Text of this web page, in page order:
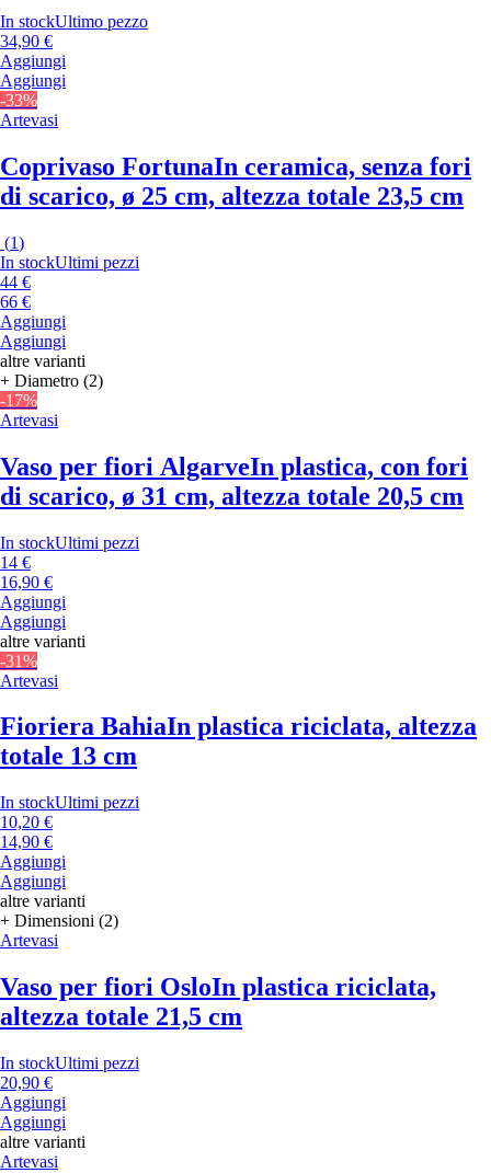
In stockUltimo pezzo
34,90 €
Aggiungi
Aggiungi
-33%
Artevasi
Coprivaso FortunaIn ceramica, senza fori
di scarico, ø 25 cm, altezza totale 23,5 cm
(1)
In stockUltimi pezzi
44 €
66 €
Aggiungi
Aggiungi
altre varianti
+ Diametro (2)
-17%
Artevasi
Vaso per fiori AlgarveIn plastica, con fori
di scarico, ø 31 cm, altezza totale 20,5 cm
In stockUltimi pezzi
14 €
16,90 €
Aggiungi
Aggiungi
altre varianti
-31%
Artevasi
Fioriera BahiaIn plastica riciclata, altezza
totale 13 cm
In stockUltimi pezzi
10,20 €
14,90 €
Aggiungi
Aggiungi
altre varianti
+ Dimensioni (2)
Artevasi
Vaso per fiori OsloIn plastica riciclata,
altezza totale 21,5 cm
In stockUltimi pezzi
20,90 €
Aggiungi
Aggiungi
altre varianti
Artevasi